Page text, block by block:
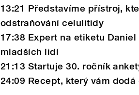
13:21 Představíme přístroj,
odstraňování celulitidy
17:38 Expert na etiketu
mladších lidí
21:13 Startuje 30. ročník
24:09 Recept, který vám